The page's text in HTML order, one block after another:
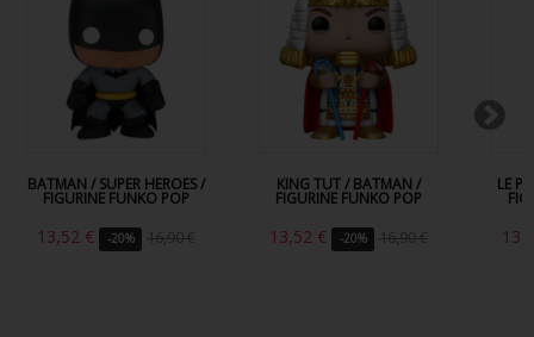
BATMAN / SUPER HEROES /
FIGURINE FUNKO POP
13,52 € -20% 16,90 €
KING TUT / BATMAN /
FIGURINE FUNKO POP
13,52 € -20% 16,90 €
LE